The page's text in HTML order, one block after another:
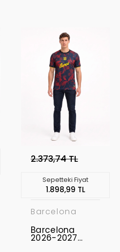
2.373,74 TL
Sepetteki Fiyat
1.898,99 TL
Barcelona
Barcelona
2026-2027